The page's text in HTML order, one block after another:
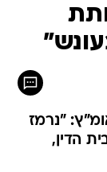
"נרמז
הדין,